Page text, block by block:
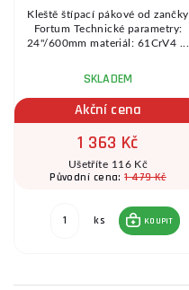
Kleště štípací pákové od zančky
Fortum Technické parametry:
24"/600mm materiál: 61CrV4 ...
SKLADEM
Akční cena
1 363 Kč
Ušetříte 116 Kč
Původní cena:1 479 Kč
ks KOUPIT